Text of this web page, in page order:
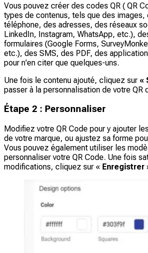
Vous pouvez créer des codes QR ( QR
types de contenus, tels que des images,
téléphone, des adresses, des réseaux
LinkedIn, Instagram, WhatsApp, etc.),
formulaires (Google Forms,
etc.), des SMS, des PDF, des
pour n'en citer que quelques-uns.
Une fois le contenu ajouté, cliquez sur «
passer à la personnalisation de votre QR
Étape 2 : Personnaliser
Modifiez votre QR Code pour y ajouter
de votre marque, ou ajustez sa forme
Vous pouvez également utiliser les
personnaliser votre QR Code. Une fois
modifications, cliquez sur « Enregistrer